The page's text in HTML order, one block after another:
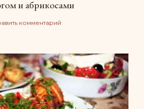
и абрикосами
комментарий